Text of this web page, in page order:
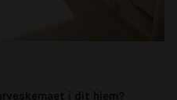
i dit hjem?